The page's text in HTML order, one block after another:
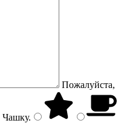
Пожалуйста,
Чашку.